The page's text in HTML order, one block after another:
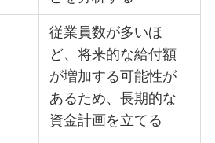
従業員数が多いほ
ど、将来的な給付額
が増加する可能性が
あるため、長期的な
資金計画を立てる